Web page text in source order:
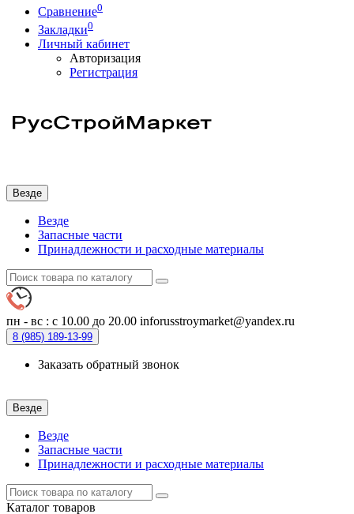
Сравнение0
Закладки0
Личный кабинет
Авторизация
Регистрация
Везде
Везде
Запасные части
Принадлежности и расходные материалы
пн - вс : с 10.00 до 20.00 inforusstroymarket@yandex.ru
8 (985) 189-13-99
Заказать обратный звонок
Везде
Везде
Запасные части
Принадлежности и расходные материалы
Каталог товаров